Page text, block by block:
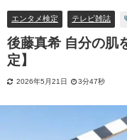
エンタメ検定 テレビ雑誌
後藤真希 自分の肌
定】
2026年5月21日 3分47秒